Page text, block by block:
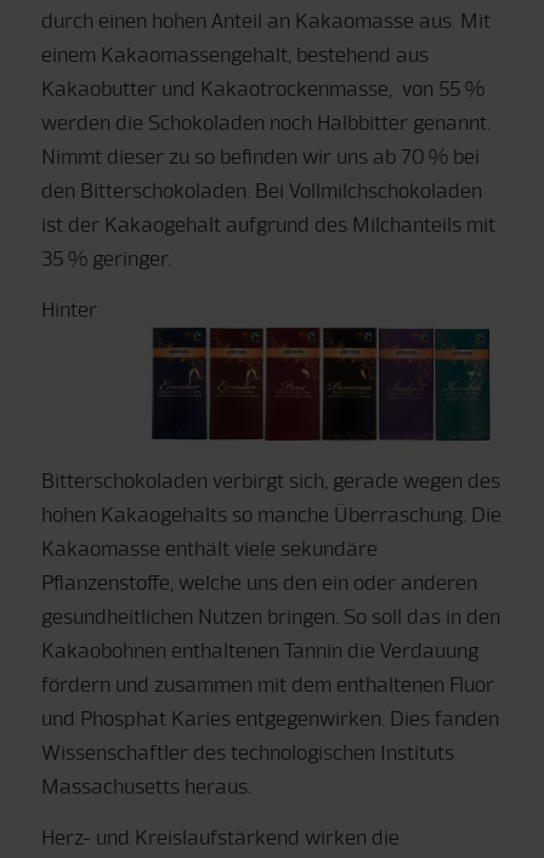
durch einen hohen Anteil an Kakaomasse aus. Mit
einem Kakaomassengehalt, bestehend aus
Kakaobutter und Kakaotrockenmasse, von 55 %
werden die Schokoladen noch Halbbitter genannt.
Nimmt dieser zu so befinden wir uns ab 70 % bei
den Bitterschokoladen. Bei Vollmilchschokoladen
ist der Kakaogehalt aufgrund des Milchanteils mit
35 % geringer.
Hinter
Bitterschokoladen verbirgt sich, gerade wegen des
hohen Kakaogehalts so manche Überraschung. Die
Kakaomasse enthält viele sekundäre
Pflanzenstoffe, welche uns den ein oder anderen
gesundheitlichen Nutzen bringen. So soll das in den
Kakaobohnen enthaltenen Tannin die Verdauung
fördern und zusammen mit dem enthaltenen Fluor
und Phosphat Karies entgegenwirken. Dies fanden
Wissenschaftler des technologischen Instituts
Massachusetts heraus.
Herz- und Kreislaufstärkend wirken die